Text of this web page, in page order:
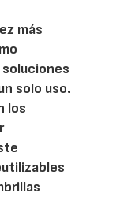
más
solo uso.
los